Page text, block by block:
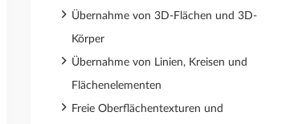
Übernahme von 3D-Flächen und 3D-
Körper
Übernahme von Linien, Kreisen und
Flächenelementen
Freie Oberflächentexturen und